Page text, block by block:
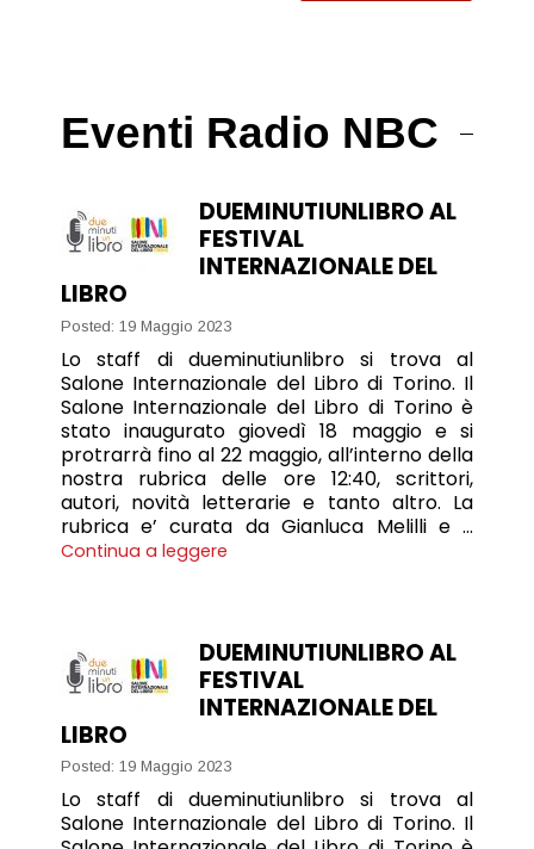
Eventi Radio NBC
DUEMINUTIUNLIBRO AL
FESTIVAL
INTERNAZIONALE DEL
LIBRO
Posted: 19 Maggio 2023
Lo staff di dueminutiunlibro si trova al
Salone Internazionale del Libro di Torino. Il
Salone Internazionale del Libro di Torino è
stato inaugurato giovedì 18 maggio e si
protrarrà fino al 22 maggio, all’interno della
nostra rubrica delle ore 12:40, scrittori,
autori, novità letterarie e tanto altro. La
rubrica e’ curata da Gianluca Melilli e …
Continua a leggere
DUEMINUTIUNLIBRO AL
FESTIVAL
INTERNAZIONALE DEL
LIBRO
Posted: 19 Maggio 2023
Lo staff di dueminutiunlibro si trova al
Salone Internazionale del Libro di Torino. Il